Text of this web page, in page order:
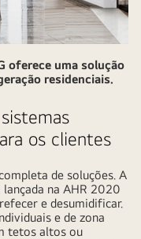
oferece uma solução
residenciais.
os clientes
de soluções. A
na AHR 2020
e desumidificar.
e de zona
tetos altos ou